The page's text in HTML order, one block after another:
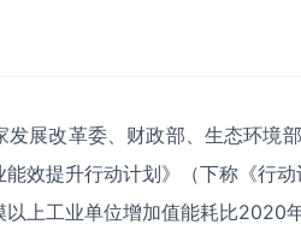
发展改革委、财政部、生态环境
能效提升行动计划》（下称《行
上工业单位增加值能耗比2020年